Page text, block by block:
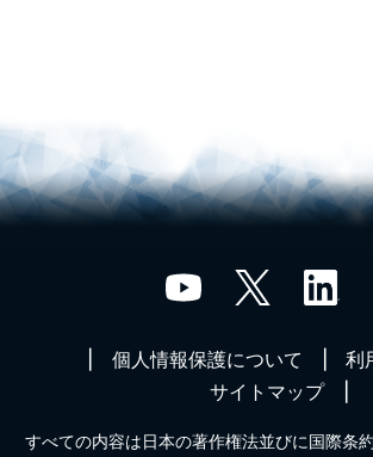
個人情報保護について
利
サイトマップ
すべての内容は日本の著作権法並びに国際条